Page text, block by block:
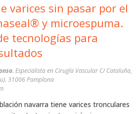
varices sin pasar por el
y microespuma.
tecnologías para
Especialista en Cirugía Vascular C/ Cataluña,
31006 Pamplona
navarra tiene varices tronculares